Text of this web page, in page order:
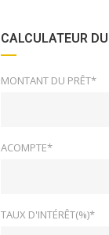
CALCULATEUR
MONTANT DU PRÊT*
ACOMPTE*
TAUX D'INTÉRÊT(%)*